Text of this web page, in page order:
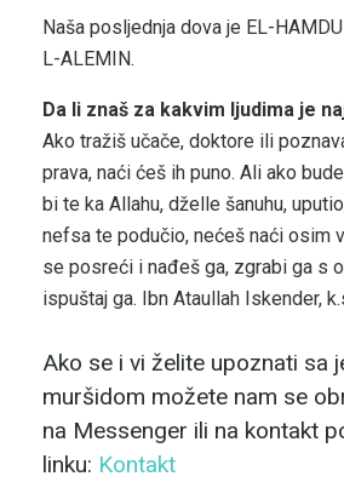
Naša posljednja dova je EL-
L-ALEMIN.
Da li znaš za kakvim ljudima je
Ako tražiš učače, doktore ili
prava, naći ćeš ih puno. Ali ako
bi te ka Allahu, dželle šanuhu,
nefsa te podučio, nećeš naći osim
se posreći i nađeš ga, zgrabi ga s
ispuštaj ga. Ibn Ataullah Iskender,
Ako se i vi želite upoznati sa
muršidom možete nam se
na Messenger ili na kontakt
linku: Kontakt